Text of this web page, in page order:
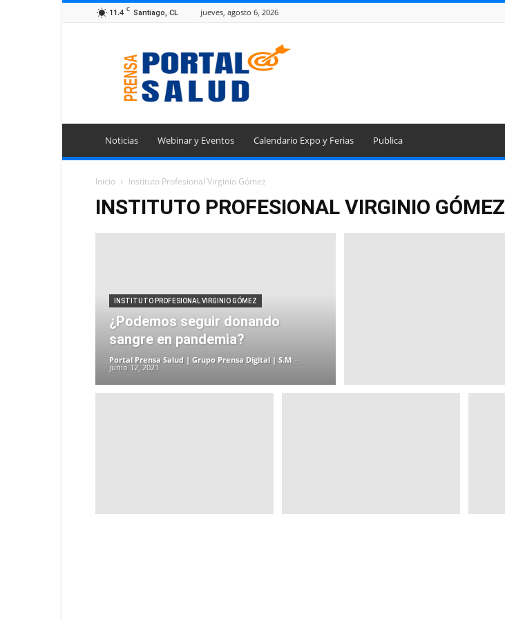
11.4 C Santiago, CL jueves, agosto 6, 2026
Portal
Prensa
Salud
Noticias Webinar y Eventos Calendario Expo y Ferias Publica
Inicio Instituto Profesional Virginio Gómez
INSTITUTO PROFESIONAL VIRGINIO GÓMEZ
INSTITUTO PROFESIONAL VIRGINIO GÓMEZ
¿Podemos seguir donando
sangre en pandemia?
Portal Prensa Salud | Grupo Prensa Digital | S.M -
junio 12, 2021